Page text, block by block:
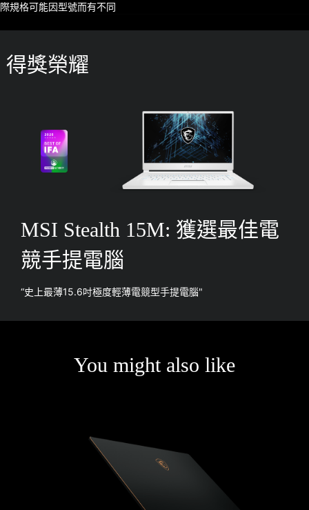
際規格可能因型號而有不同
得獎榮耀
MSI Stealth 15M: 獲選最佳電
競手提電腦
“史上最薄15.6吋極度輕薄電競型手提電腦"
You might also like